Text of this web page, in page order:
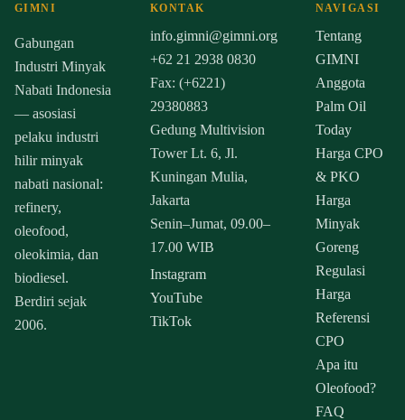
GIMNI
Gabungan
Industri Minyak
Nabati Indonesia
— asosiasi
pelaku industri
hilir minyak
nabati nasional:
refinery,
oleofood,
oleokimia, dan
biodiesel.
Berdiri sejak
2006.
KONTAK
info.gimni@gimni.org
+62 21 2938 0830
Fax: (+6221)
29380883
Gedung Multivision
Tower Lt. 6, Jl.
Kuningan Mulia,
Jakarta
Senin–Jumat, 09.00–
17.00 WIB
Instagram
YouTube
TikTok
NAVIGASI
Tentang
GIMNI
Anggota
Palm Oil
Today
Harga CPO
& PKO
Harga
Minyak
Goreng
Regulasi
Harga
Referensi
CPO
Apa itu
Oleofood?
FAQ